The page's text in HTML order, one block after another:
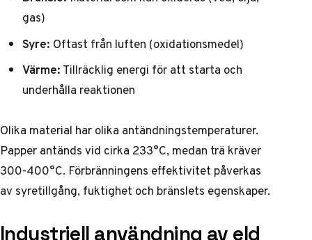
gas)
Syre: Oftast från luften (oxidationsmedel)
Värme:Tillräcklig energi för att starta och
underhålla reaktionen
Olika material har olika antändningstemperaturer.
Papper antänds vid cirka 233°C, medan trä kräver
300-400°C. Förbränningens effektivitet påverkas
av syretillgång, fuktighet och bränslets egenskaper.
Industriell användning av eld